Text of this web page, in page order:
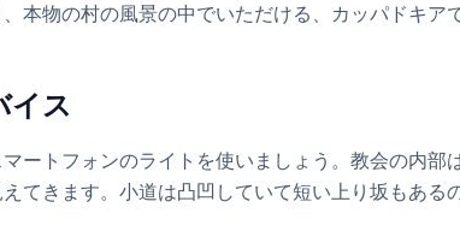
本物の村の風景の中でいただける、カッパドキア
イス
ートフォンのライトを使いましょう。教会の内部
てきます。小道は凸凹していて短い上り坂もある